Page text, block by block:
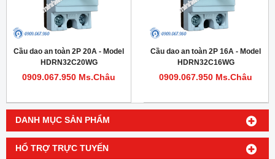
DANH MỤC SẢN PHẨM
HỔ TRỢ TRỰC TUYẾN
Cầu dao an toàn 2P 20A - Model
HDRN32C20WG
0909.067.950 Ms.Châu
Cầu dao an toàn 2P 16A - Model
HDRN32C16WG
0909.067.950 Ms.Châu